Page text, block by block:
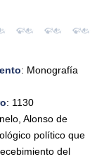
: Monografía
: 1130
Alonso de
político que
del